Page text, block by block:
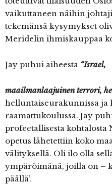
vaikuttaneen näihin
tekemänsä kysymykset
Meridelin ihmiskauppaa
Jay puhui aiheesta “Israel,
maailmanlaajuinen terrori,
helluntaiseurakunnissa ja
raamattukoulussa. Jay
profeetallisesta kohtalosta
opetus lähetettiin koko
välityksellä. Oli ilo olla
ympäröimänä, joilla on –
päällä’.